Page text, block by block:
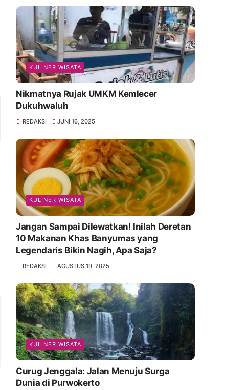
KULINER WISATA
Nikmatnya Rujak UMKM Kemlecer
Dukuhwaluh
REDAKSI JUNI 16, 2025
KULINER WISATA
Jangan Sampai Dilewatkan! Inilah Deretan
10 Makanan Khas Banyumas yang
Legendaris Bikin Nagih, Apa Saja?
REDAKSI AGUSTUS 19, 2025
KULINER WISATA
Curug Jenggala: Jalan Menuju Surga
Dunia di Purwokerto